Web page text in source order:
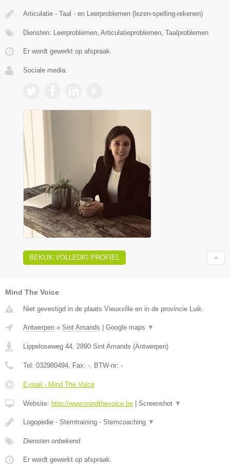
Articulatie - Taal - en Leerproblemen (lezen-spelling-rekenen)
Diensten: Leerproblemen, Articulatieproblemen, Taalproblemen
Er wordt gewerkt op afspraak.
Sociale media:
BEKIJK VOLLEDIG PROFIEL
Mind The Voice
Niet gevestigd in de plaats Vieuxville en in de provincie Luik.
Antwerpen » Sint Amands Google maps ▼
Lippeloseweg 44, 2890 Sint Amands (Antwerpen)
Tel: 032980494, Fax: -, BTW-nr: -
E-mail › Mind The Voice
Website: http://www.mindthevoice.be Screenshot ▼
Logopedie - Stemtraining - Stemcoaching ▼
Diensten onbekend
Er wordt gewerkt op afspraak.